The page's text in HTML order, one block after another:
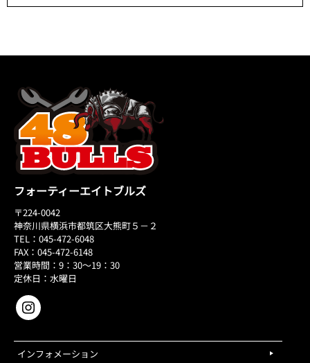
フォーティーエイトブルズ
〒224-0042
神奈川県横浜市都筑区大熊町５－２
TEL：045-472-6048
FAX：045-472-6148
営業時間：9：30～19：30
定休日：水曜日
インフォメーション